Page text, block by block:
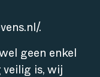
.
geen enkel
veilig is, wij